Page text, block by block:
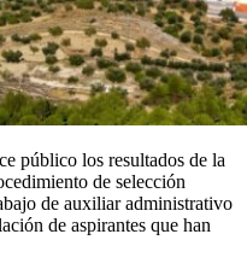
público los resultados de la
de selección
de auxiliar administrativo
de aspirantes que han